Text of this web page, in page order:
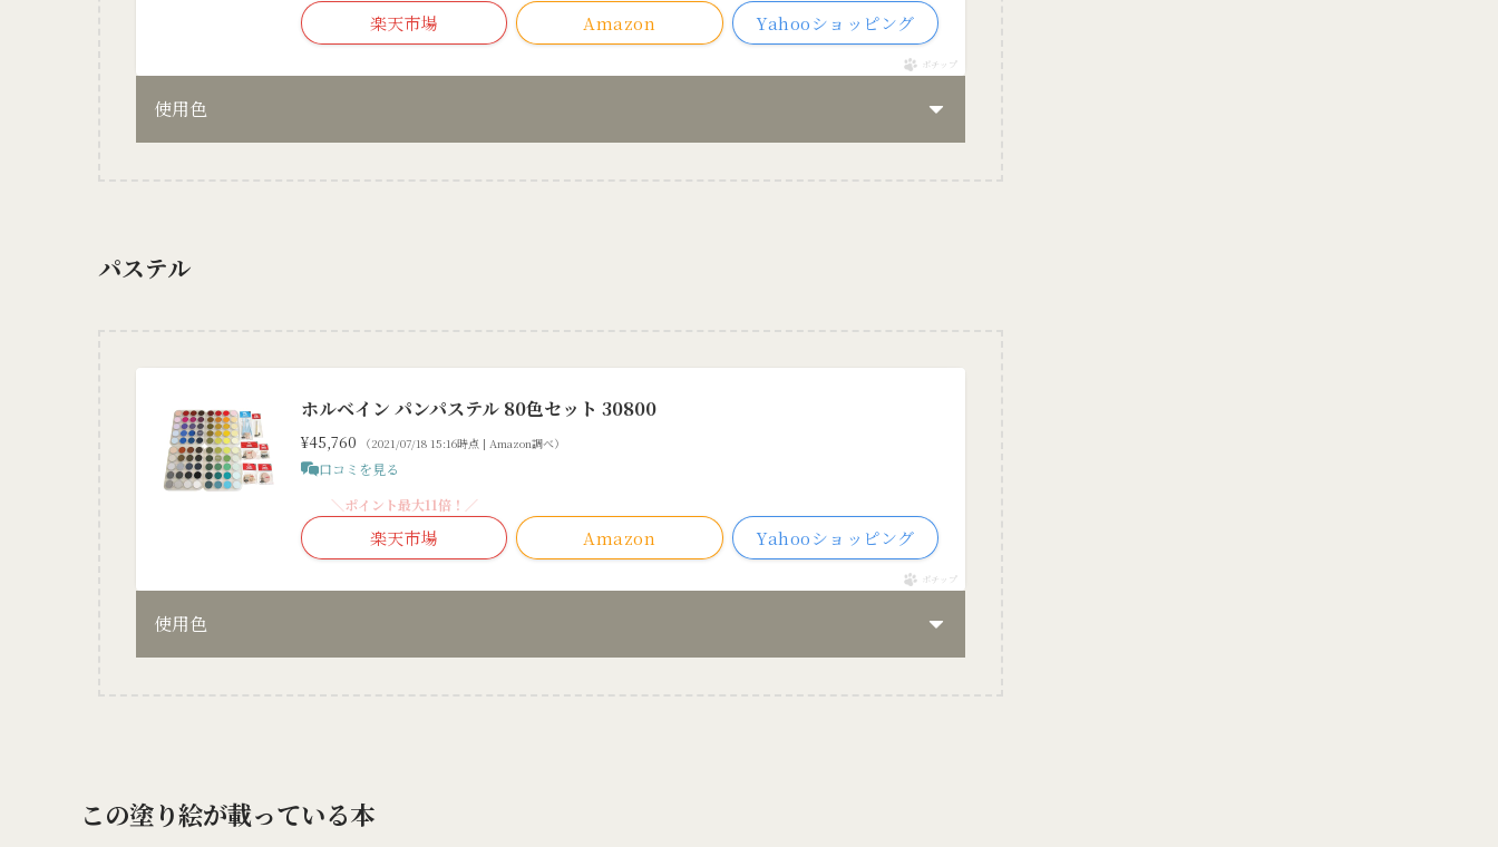
Amazon
楽天市場 Yahooショッピング
ポチップ
使用色
パステル
ホルベイン パンパステル 80色セット 30800
¥45,760 （2021/07/18 15:16時点 | Amazon調べ）
口コミを見る
Amazon
＼ポイント最大11倍！／
楽天市場 Yahooショッピング
ポチップ
使用色
この塗り絵が載っている本